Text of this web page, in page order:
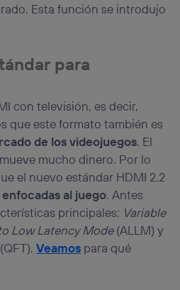
Esta función se introdujo
para
con televisión, es decir,
que este formato también es
de los videojuegos. El
mucho dinero. Por lo
el nuevo estándar HDMI 2.2
al juego. Antes
principales: Variable
Low Latency Mode(ALLM) y
Veamos para qué